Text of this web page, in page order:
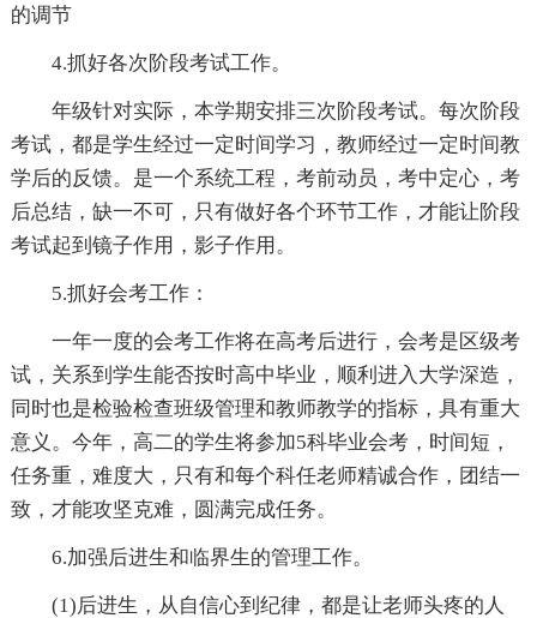
的调节
4.抓好各次阶段考试工作。
年级针对实际，本学期安排三次阶段考试。每次阶段
考试，都是学生经过一定时间学习，教师经过一定时间教
学后的反馈。是一个系统工程，考前动员，考中定心，考
后总结，缺一不可，只有做好各个环节工作，才能让阶段
考试起到镜子作用，影子作用。
5.抓好会考工作：
一年一度的会考工作将在高考后进行，会考是区级考
试，关系到学生能否按时高中毕业，顺利进入大学深造，
同时也是检验检查班级管理和教师教学的指标，具有重大
意义。今年，高二的学生将参加5科毕业会考，时间短，
任务重，难度大，只有和每个科任老师精诚合作，团结一
致，才能攻坚克难，圆满完成任务。
6.加强后进生和临界生的管理工作。
(1)后进生，从自信心到纪律，都是让老师头疼的人